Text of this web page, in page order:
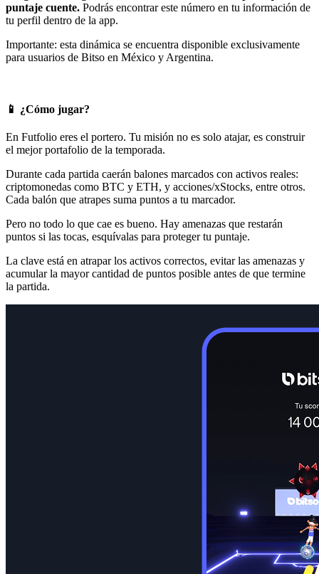
puntaje cuente. Podrás encontrar este número en tu información de
tu perfil dentro de la app.
Importante: esta dinámica se encuentra disponible exclusivamente
para usuarios de Bitso en México y Argentina.
📱 ¿Cómo jugar?
En Futfolio eres el portero. Tu misión no es solo atajar, es construir
el mejor portafolio de la temporada.
Durante cada partida caerán balones marcados con activos reales:
criptomonedas como BTC y ETH, y acciones/xStocks, entre otros.
Cada balón que atrapes suma puntos a tu marcador.
Pero no todo lo que cae es bueno. Hay amenazas que restarán
puntos si las tocas, esquívalas para proteger tu puntaje.
La clave está en atrapar los activos correctos, evitar las amenazas y
acumular la mayor cantidad de puntos posible antes de que termine
la partida.